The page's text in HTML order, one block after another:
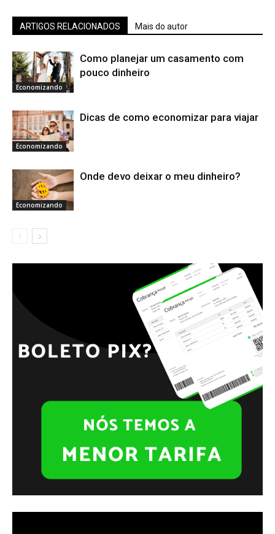
ARTIGOS RELACIONADOS Mais do autor
Economizando
Como planejar um casamento com
pouco dinheiro
Economizando
Dicas de como economizar para viajar
Economizando
Onde devo deixar o meu dinheiro?